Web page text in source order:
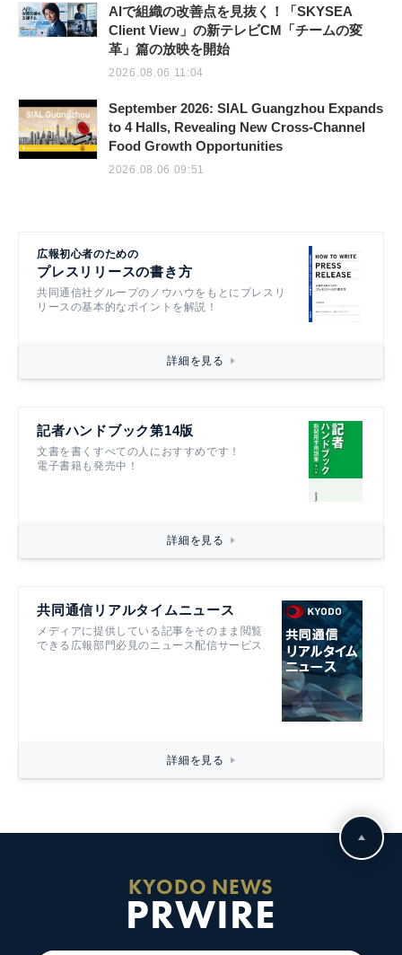
AIで組織の改善点を見抜く！「SKYSEA
Client View」の新テレビCM「チームの変
革」篇の放映を開始
2026.08.06 11:04
September 2026: SIAL Guangzhou Expands
to 4 Halls, Revealing New Cross-Channel
Food Growth Opportunities
2026.08.06 09:51
広報初心者のための
プレスリリースの書き方
共同通信社グループのノウハウをもとにプレスリ
リースの基本的なポイントを解説！
詳細を見る
記者ハンドブック第14版
文書を書くすべての人におすすめです！
電子書籍も発売中！
詳細を見る
共同通信リアルタイムニュース
メディアに提供している記事をそのまま閲覧
できる広報部門必見のニュース配信サービス
詳細を見る
KYODO NEWS
PRWIRE